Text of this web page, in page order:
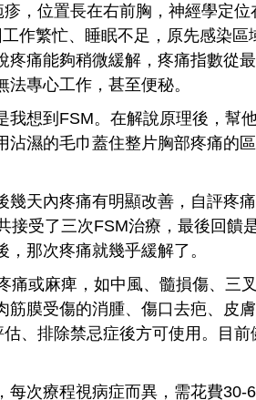
，位置長在右前胸，神經學定位
作繁忙、睡眠不足，原先感染區
疼痛能夠稍微緩解，疼痛指數從
專心工作，甚至便秘。
我想到FSM。在解說原理後，幫
沾濕的毛巾蓋住整片胸部疼痛的
幾天內疼痛有明顯改善，自評疼
接受了三次FSM治療，最後回饋
那次疼痛就幾乎緩解了。
痛或麻痺，如中風、髓損傷、三
筋膜受傷的消腫、傷口去疤、皮
、排除禁忌症後方可使用。目前
每次療程視病症而異，需花費30-